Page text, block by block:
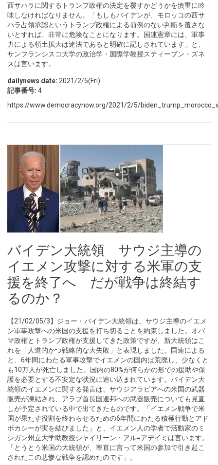
西サハラに関するトランプ政権の決定を覆すかどうかを慎重に吟
味しなければなりません。「もしもバイデンが、モロッコの西サ
ハラ占領承認というトランプ政権による前例のない判断を覆さな
いとすれば、非常に危険なことになります。国連憲章には、軍事
力による領土拡大は違法であると明確に記しされています」と、
サンフランシスコ大学の政治学・国際学教授スティーブン・ズネ
スは言います。
dailynews date: 2021/2/5(Fri)
記事番号: 4
https://www.democracynow.org/2021/2/5/
バイデン大統領 サウジ主導の
イエメン攻撃に対する米軍の支
援を終了へ だが戦争は終結す
るのか？
【21/02/05/3】ジョー・バイデン大統領は、サウジ主導のイエメ
ン軍事攻撃への米国の支援を打ち切ることを約束しました。オバ
マ政権とトランプ政権が支援してきた政策ですが、新大統領はこ
れを「人道的かつ戦略的な大失敗」と表現しました。国連による
と、6年間にわたる軍事攻撃でイエメンの国内は荒廃し、少なくと
も10万人が死亡しました。国内の80%が何らかの形での援助や保
護を必要とする不安定な状況に追い込まれています。バイデン大
統領のイエメンに関する発言は、サウジアラビアへの米国の武器
販売が凍結され、アラブ首長国連邦への武器販売についても見直
しが予定されている中で出てきたものです。「イエメン戦争で米
国が果たす役割を終わらせるための6年間にわたる積極行動とアド
ボカシーが実を結びました」と、イエメン人の学者で活動家のミ
シガン州立大学助教授シャイリーン・アル=アデイミは言います。
「とうとう米国の大統領が、率直に言って米国の参加で引き起こ
されたこの悲惨な戦争を認めたのです」。